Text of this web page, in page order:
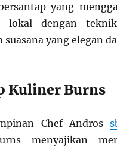
yang
lokal dengan
suasana yang elegan
Kuliner Burns
Chef Andros
menyajikan